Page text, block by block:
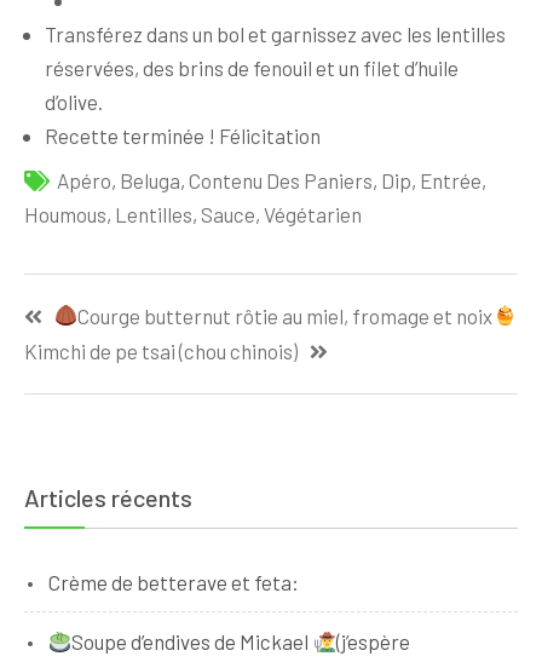
Transférez dans un bol et garnissez avec les lentilles
réservées, des brins de fenouil et un filet d’huile
d’olive.
Recette terminée ! Félicitation
Apéro, Beluga, Contenu Des Paniers, Dip, Entrée,
Houmous, Lentilles, Sauce, Végétarien
Courge butternut rôtie au miel, fromage et noix
Kimchi de pe tsai (chou chinois)
Articles récents
Crème de betterave et feta:
Soupe d’endives de Mickael
(j’espère